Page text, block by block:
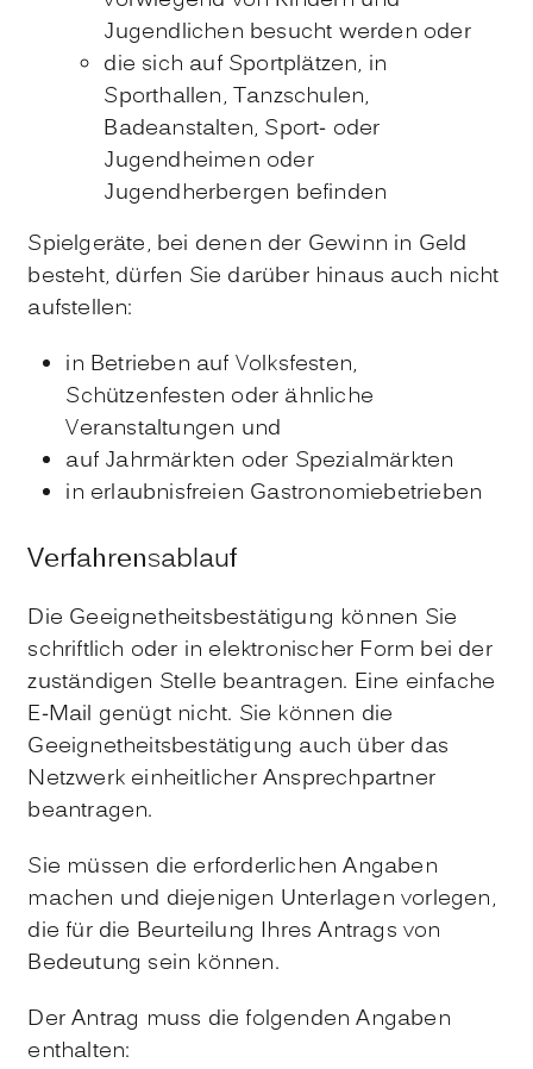
Jugendlichen besucht werden oder
die sich auf Sportplätzen, in
Sporthallen, Tanzschulen,
Badeanstalten, Sport- oder
Jugendheimen oder
Jugendherbergen befinden
Spielgeräte, bei denen der Gewinn in Geld
besteht, dürfen Sie darüber hinaus auch nicht
aufstellen:
in Betrieben auf Volksfesten,
Schützenfesten oder ähnliche
Veranstaltungen und
auf Jahrmärkten oder Spezialmärkten
in erlaubnisfreien Gastronomiebetrieben
Verfahrensablauf
Die Geeignetheitsbestätigung können Sie
schriftlich oder in elektronischer Form bei der
zuständigen Stelle beantragen. Eine einfache
E-Mail genügt nicht. Sie können die
Geeignetheitsbestätigung auch über das
Netzwerk einheitlicher Ansprechpartner
beantragen.
Sie müssen die erforderlichen Angaben
machen und diejenigen Unterlagen vorlegen,
die für die Beurteilung Ihres Antrags von
Bedeutung sein können.
Der Antrag muss die folgenden Angaben
enthalten: